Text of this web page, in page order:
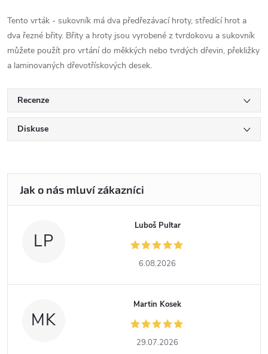
Tento vrták - sukovník má dva předřezávací hroty, středící hrot a
dva řezné břity. Břity a hroty jsou vyrobené z tvrdokovu a sukovník
můžete použít pro vrtání do měkkých nebo tvrdých dřevin, překližky
a laminovaných dřevotřískových desek.
Recenze
Diskuse
LP
Luboš Pultar
6.08.2026
MK
Martin Kosek
29.07.2026